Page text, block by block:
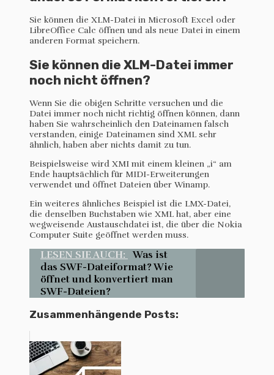
Sie können die XLM-Datei in Microsoft Excel oder
LibreOffice Calc öffnen und als neue Datei in einem
anderen Format speichern.
Sie können die XLM-Datei immer
noch nicht öffnen?
Wenn Sie die obigen Schritte versuchen und die
Datei immer noch nicht richtig öffnen können, dann
haben Sie wahrscheinlich den Dateinamen falsch
verstanden, einige Dateinamen sind XML sehr
ähnlich, haben aber nichts damit zu tun.
Beispielsweise wird XMI mit einem kleinen „i“ am
Ende hauptsächlich für MIDI-Erweiterungen
verwendet und öffnet Dateien über Winamp.
Ein weiteres ähnliches Beispiel ist die LMX-Datei,
die denselben Buchstaben wie XML hat, aber eine
wegweisende Austauschdatei ist, die über die Nokia
Computer Suite geöffnet werden muss.
LESEN SIE AUCH:
Was ist
das SWF-Dateiformat? Wie
öffnet und konvertiert man
SWF-Dateien?
Zusammenhängende Posts: